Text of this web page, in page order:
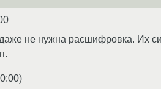
не нужна расшифровка. Их
)